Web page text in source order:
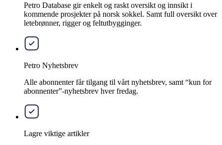
Petro Database gir enkelt og raskt oversikt og innsikt i
kommende prosjekter på norsk sokkel. Samt full oversikt over
letebrønner, rigger og feltutbygginger.
Petro Nyhetsbrev
Alle abonnenter får tilgang til vårt nyhetsbrev, samt “kun for
abonnenter”-nyhetsbrev hver fredag.
Lagre viktige artikler